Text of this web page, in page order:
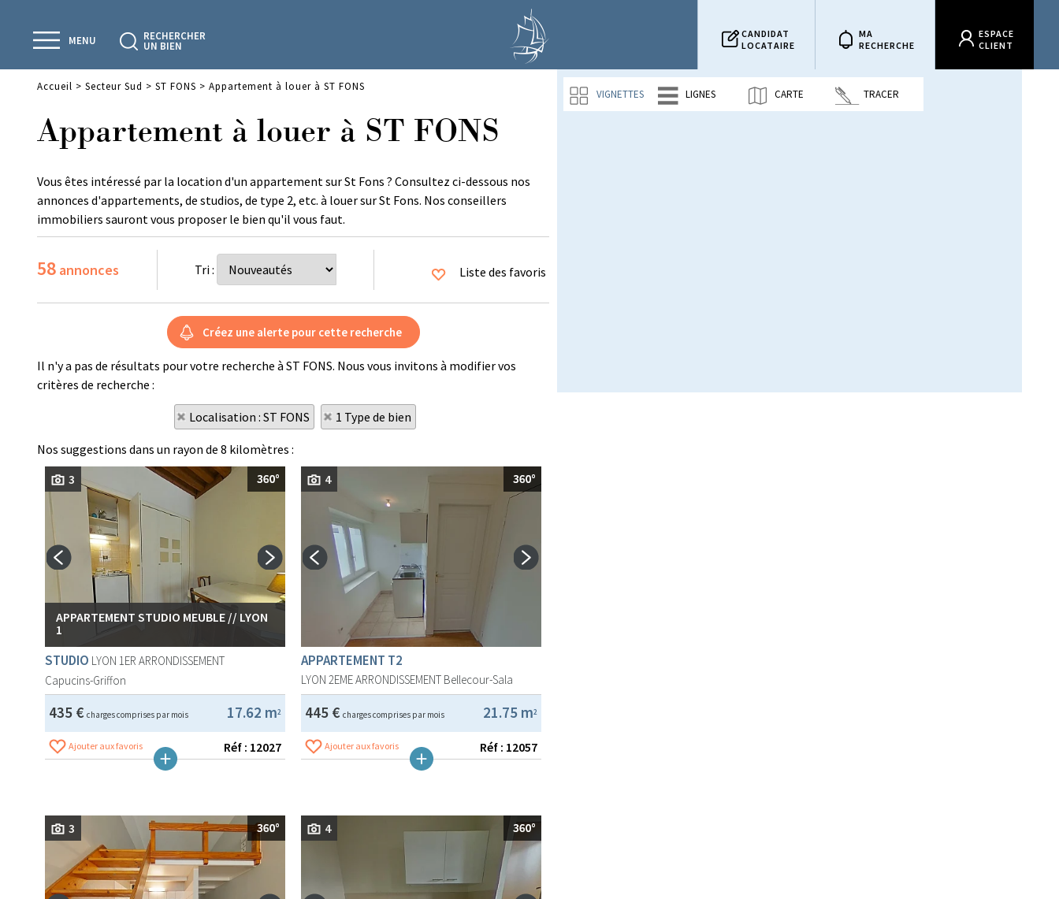
CANDIDAT
LOCATAIRE
MA
RECHERCHE
ESPACE
CLIENT
RECHERCHER
UN BIEN
MENU
VIGNETTES LIGNES CARTE TRACER
Accueil > Secteur Sud > ST FONS > Appartement à louer à ST FONS
Appartement à louer à ST FONS
Vous êtes intéressé par la location d'un appartement sur St Fons ? Consultez ci-dessous nos
annonces d'appartements, de studios, de type 2, etc. à louer sur St Fons. Nos conseillers
immobiliers sauront vous proposer le bien qu'il vous faut.
58 annonces Tri : Liste des favoris
Il n'y a pas de résultats pour votre recherche à ST FONS. Nous vous invitons à modifier vos
critères de recherche :
Localisation : ST FONS 1 Type de bien
Nos suggestions dans un rayon de 8 kilomètres :
3
APPARTEMENT STUDIO MEUBLE // LYON
1
STUDIO LYON 1ER ARRONDISSEMENT
Capucins-Griffon
17.62 m2
435 € charges comprises par mois
Ajouter aux favoris Réf : 12027
4
APPARTEMENT T2
LYON 2EME ARRONDISSEMENT Bellecour-Sala
21.75 m2
445 € charges comprises par mois
Ajouter aux favoris Réf : 12057
3 4